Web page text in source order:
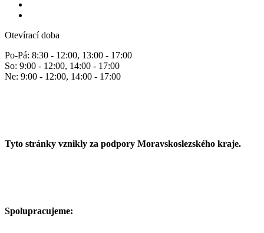
Otevírací doba
Po-Pá: 8:30 - 12:00, 13:00 - 17:00
So: 9:00 - 12:00, 14:00 - 17:00
Ne: 9:00 - 12:00, 14:00 - 17:00
Tyto stránky vznikly za podpory Moravskoslezského kraje.
Spolupracujeme: